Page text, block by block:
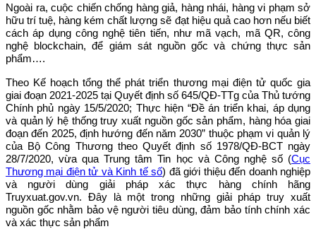
Ngoài ra, cuộc chiến chống hàng giả, hàng nhái, hàng vi phạm sở
hữu trí tuệ, hàng kém chất lượng sẽ đạt hiệu quả cao hơn nếu biết
cách áp dụng công nghệ tiên tiến, như mã vạch, mã QR, công
nghệ blockchain, để giám sát nguồn gốc và chứng thực sản
phẩm….
Theo Kế hoạch tổng thể phát triển thương mại điện tử quốc gia
giai đoạn 2021-2025 tại Quyết định số 645/QĐ-TTg của Thủ tướng
Chính phủ ngày 15/5/2020; Thực hiện “Đề án triển khai, áp dụng
và quản lý hệ thống truy xuất nguồn gốc sản phẩm, hàng hóa giai
đoạn đến 2025, định hướng đến năm 2030” thuộc phạm vi quản lý
của Bộ Công Thương theo Quyết định số 1978/QĐ-BCT ngày
28/7/2020, vừa qua Trung tâm Tin học và Công nghệ số (Cục
Thương mại điện tử và Kinh tế số) đã giới thiệu đến doanh nghiệp
và người dùng giải pháp xác thực hàng chính hãng
Truyxuat.gov.vn. Đây là một trong những giải pháp truy xuất
nguồn gốc nhằm bảo vệ người tiêu dùng, đảm bảo tính chính xác
và xác thực sản phẩm